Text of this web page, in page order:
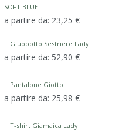
SOFT BLUE
a partire da: 23,25€
Giubbotto Sestriere Lady
a partire da: 52,90€
Pantalone Giotto
a partire da: 25,98€
T-shirt Giamaica Lady